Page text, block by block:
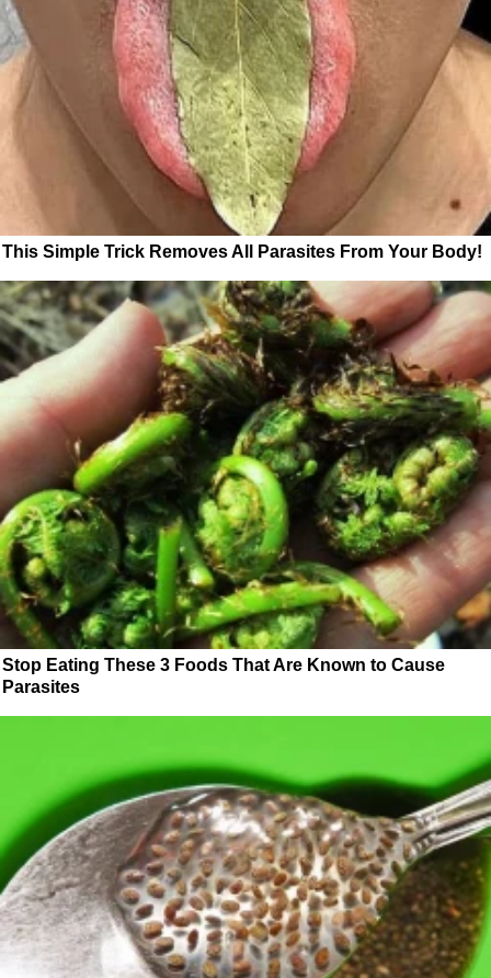
This Simple Trick Removes All Parasites From Your Body!
Stop Eating These 3 Foods That Are Known to Cause
Parasites